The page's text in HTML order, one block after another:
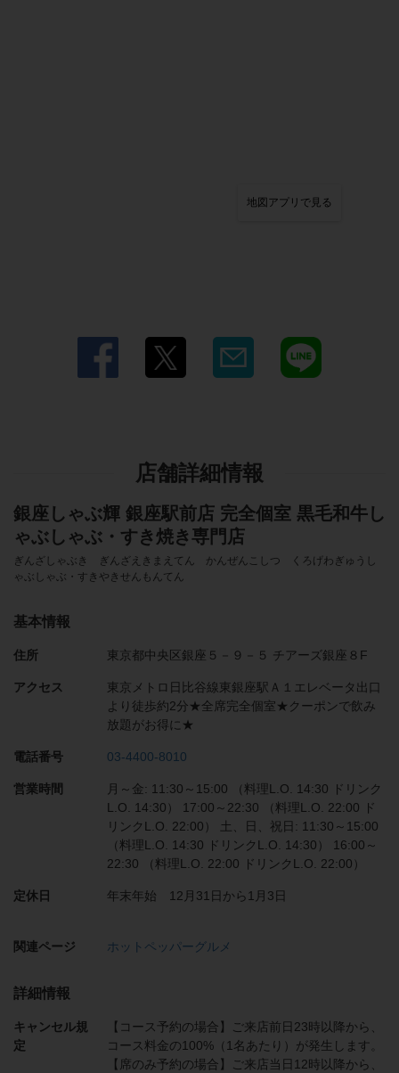
地図アプリで見る
店舗詳細情報
銀座しゃぶ輝 銀座駅前店 完全個室 黒毛和牛し
ゃぶしゃぶ・すき焼き専門店
ぎんざしゃぶき ぎんざえきまえてん かんぜんこしつ くろげわぎゅうし
ゃぶしゃぶ・すきやきせんもんてん
基本情報
住所 東京都中央区銀座５－９－５ チアーズ銀座８F
アクセス
東京メトロ日比谷線東銀座駅Ａ１エレベータ出口
より徒歩約2分★全席完全個室★クーポンで飲み
放題がお得に★
電話番号 03-4400-8010
営業時間
月～金: 11:30～15:00 （料理L.O. 14:30 ドリンク
L.O. 14:30） 17:00～22:30 （料理L.O. 22:00 ド
リンクL.O. 22:00） 土、日、祝日: 11:30～15:00
（料理L.O. 14:30 ドリンクL.O. 14:30） 16:00～
22:30 （料理L.O. 22:00 ドリンクL.O. 22:00）
定休日 年末年始 12月31日から1月3日
関連ページ ホットペッパーグルメ
詳細情報
キャンセル規
定
【コース予約の場合】ご来店前日23時以降から、
コース料金の100%（1名あたり）が発生します。
【席のみ予約の場合】ご来店当日12時以降から、